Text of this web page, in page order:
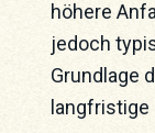
höhere
jedoch
Grundlage